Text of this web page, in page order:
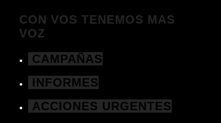
CON VOS TENEMOS MAS
VOZ
CAMPAÑAS
INFORMES
ACCIONES URGENTES